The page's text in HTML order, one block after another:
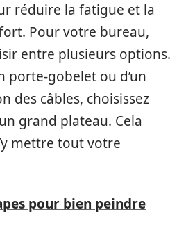
réduire la fatigue et la
Pour votre bureau,
entre plusieurs options.
porte-gobelet ou d’un
des câbles, choisissez
grand plateau. Cela
mettre tout votre
pour bien peindre